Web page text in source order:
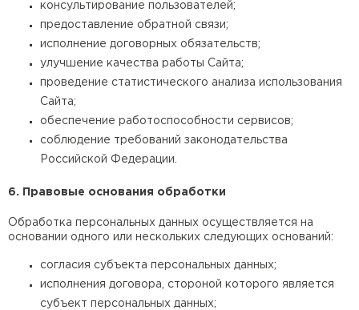
консультирование пользователей;
предоставление обратной связи;
исполнение договорных обязательств;
улучшение качества работы Сайта;
проведение статистического анализа использования
Сайта;
обеспечение работоспособности сервисов;
соблюдение требований законодательства
Российской Федерации.
6. Правовые основания обработки
Обработка персональных данных осуществляется на
основании одного или нескольких следующих оснований:
согласия субъекта персональных данных;
исполнения договора, стороной которого является
субъект персональных данных;
ПЕРЕЙТИ
Утеплитель Baswool
Утеплитель Izolife
ПЕРЕЙТИ
ВСЕ ПРОИЗВОДИТЕЛИ